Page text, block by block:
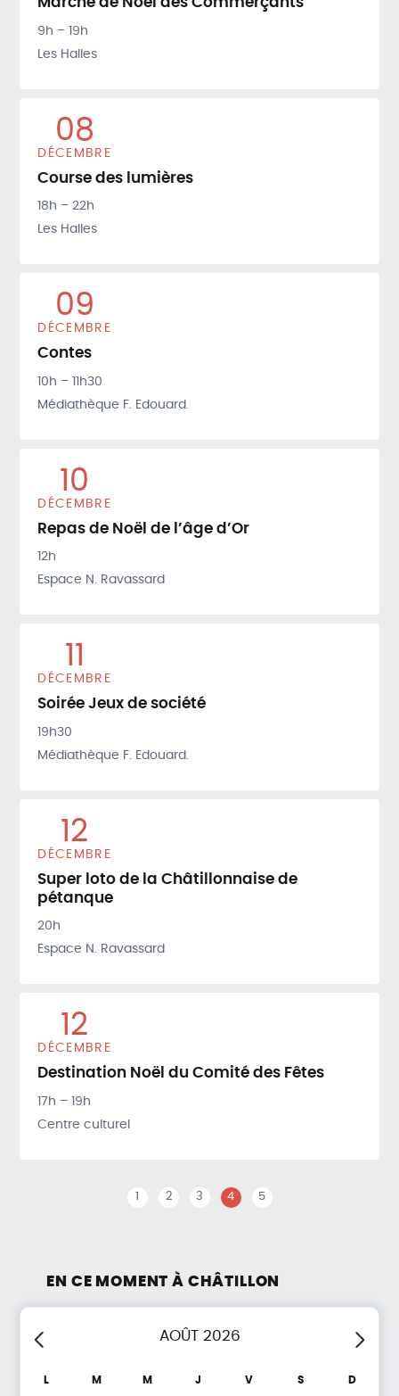
9h – 19h
Les Halles
08
DÉCEMBRE
Course des lumières
18h – 22h
Les Halles
09
DÉCEMBRE
Contes
10h – 11h30
Médiathèque F. Edouard.
10
DÉCEMBRE
Repas de Noël de l’âge d’Or
12h
Espace N. Ravassard
11
DÉCEMBRE
Soirée Jeux de société
19h30
Médiathèque F. Edouard.
12
DÉCEMBRE
Super loto de la Châtillonnaise de
pétanque
20h
Espace N. Ravassard
12
DÉCEMBRE
Destination Noël du Comité des Fêtes
17h – 19h
Centre culturel
2 3 4 5
EN CE MOMENT À CHÂTILLON
AOÛT 2026
L M M J V S D